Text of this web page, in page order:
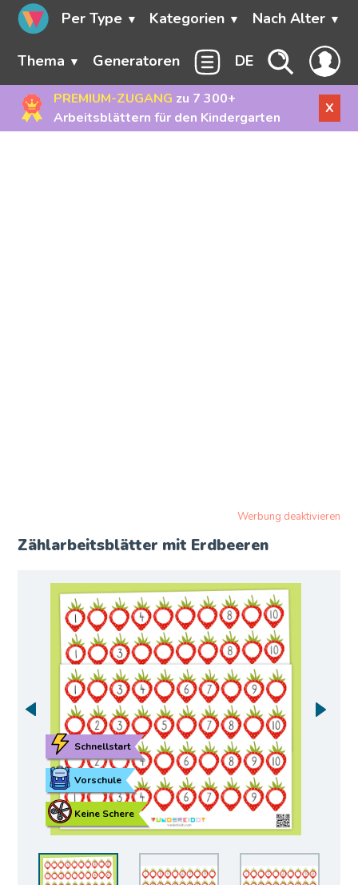
Per Type Kategorien Nach Alter
Thema Generatoren DE
PREMIUM-ZUGANG zu 7 300+
Arbeitsblättern für den Kindergarten
X
Werbung deaktivieren
Zählarbeitsblätter mit Erdbeeren
Keine Schere
Vorschule
Schnellstart